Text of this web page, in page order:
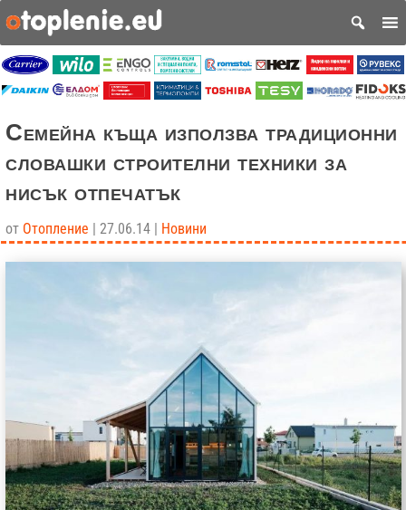
Семейна къща използва традиционни
словашки строителни техники за
нисък отпечатък
от Отопление | 27.06.14 | Новини